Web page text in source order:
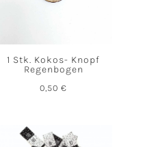
1 Stk. Kokos- Knopf
Regenbogen
0,50€